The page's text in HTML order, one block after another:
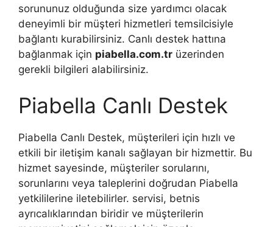
sorununuz olduğunda size yardımcı olacak
deneyimli bir müşteri hizmetleri temsilcisiyle
bağlantı kurabilirsiniz. Canlı destek hattına
bağlanmak için piabella.com.tr üzerinden
gerekli bilgileri alabilirsiniz.
Piabella Canlı Destek
Piabella Canlı Destek, müşterileri için hızlı ve
etkili bir iletişim kanalı sağlayan bir hizmettir. Bu
hizmet sayesinde, müşteriler sorularını,
sorunlarını veya taleplerini doğrudan Piabella
yetkililerine iletebilirler. servisi, betnis
ayrıcalıklarından biridir ve müşterilerin